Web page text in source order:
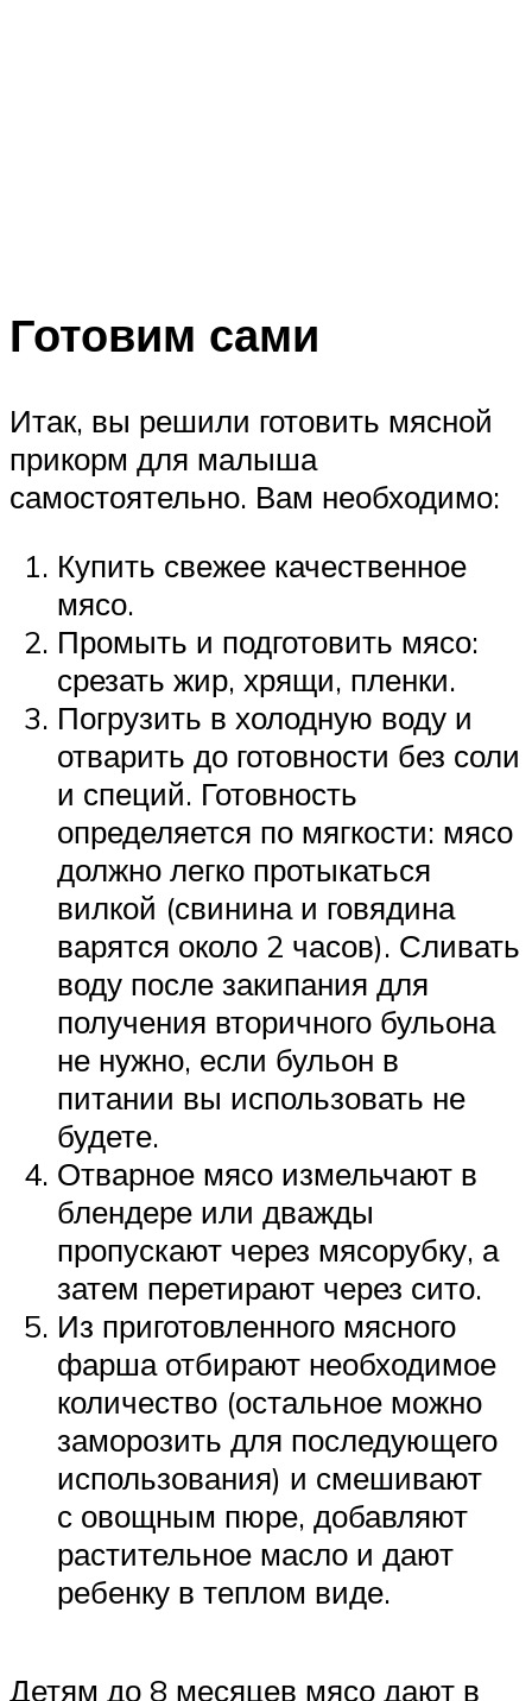
Готовим сами
Итак, вы решили готовить мясной
прикорм для малыша
самостоятельно. Вам необходимо:
Купить свежее качественное
мясо.
Промыть и подготовить мясо:
срезать жир, хрящи, пленки.
Погрузить в холодную воду и
отварить до готовности без соли
и специй. Готовность
определяется по мягкости: мясо
должно легко протыкаться
вилкой (свинина и говядина
варятся около 2 часов). Сливать
воду после закипания для
получения вторичного бульона
не нужно, если бульон в
питании вы использовать не
будете.
Отварное мясо измельчают в
блендере или дважды
пропускают через мясорубку, а
затем перетирают через сито.
Из приготовленного мясного
фарша отбирают необходимое
количество (остальное можно
заморозить для последующего
использования) и смешивают
с овощным пюре, добавляют
растительное масло и дают
ребенку в теплом виде.
Детям до 8 месяцев мясо дают в